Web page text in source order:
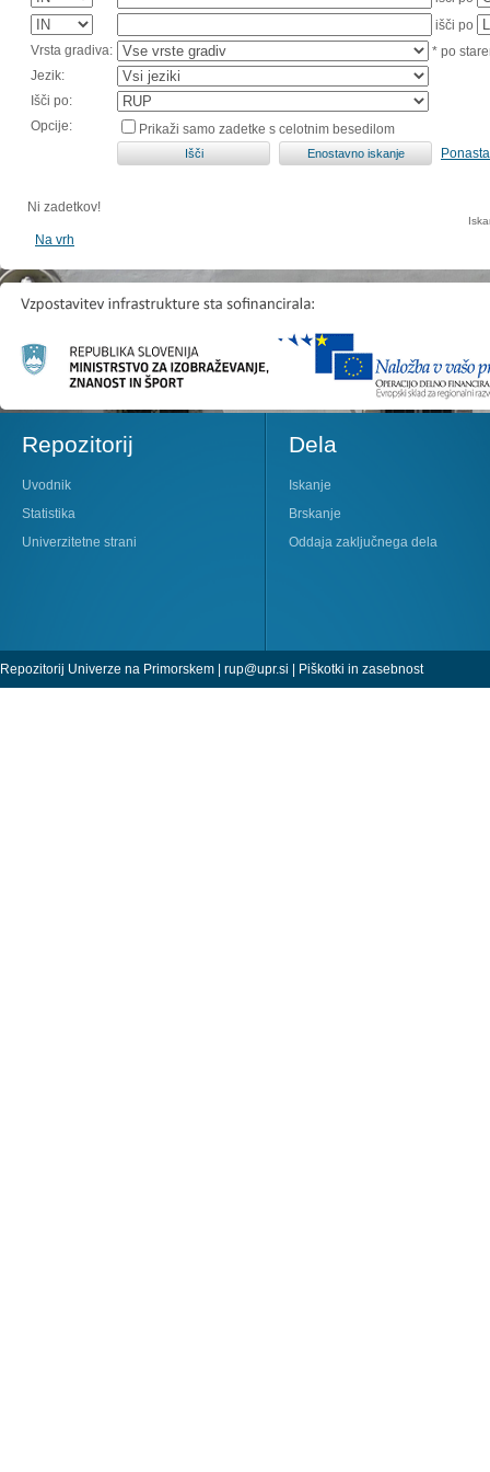
išči po
Vrsta gradiva:
* po
Jezik:
Išči po:
Opcije:
Prikaži samo zadetke s celotnim besedilom
Ni zadetkov!
Na vrh
Repozitorij
Uvodnik
Statistika
Univerzitetne strani
Dela
Iskanje
Brskanje
Oddaja zaključnega dela
Repozitorij Univerze na Primorskem | rup@upr.si | Piškotki in zasebnost